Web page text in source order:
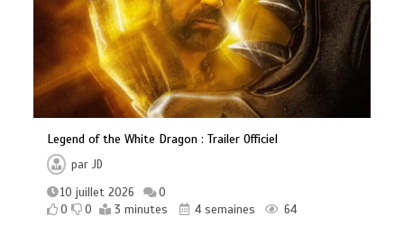
Legend of the White Dragon : Trailer Officiel
parJD
10 juillet 2026
0
0
0 3 minutes 4 semaines
64